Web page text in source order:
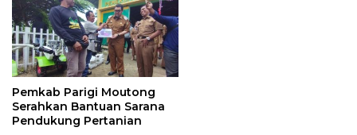
Pemkab Parigi Moutong
Serahkan Bantuan Sarana
Pendukung Pertanian